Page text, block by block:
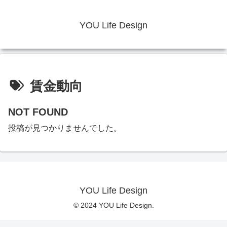
YOU Life Design
賃金動向
NOT FOUND
投稿が見つかりませんでした。
YOU Life Design
© 2024 YOU Life Design.